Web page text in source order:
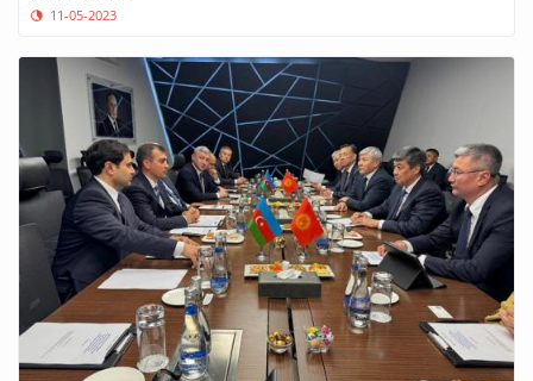
11-05-2023